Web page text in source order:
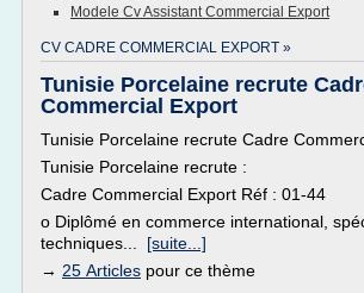
Modele Cv Assistant Commercial Export
CV CADRE COMMERCIAL EXPORT »
Tunisie Porcelaine recrute
Commercial Export
Tunisie Porcelaine recrute Cadre
Tunisie Porcelaine recrute :
Cadre Commercial Export Réf : 01-44
o Diplômé en commerce international,
techniques... [suite...]
→ 25 Articles pour ce thème